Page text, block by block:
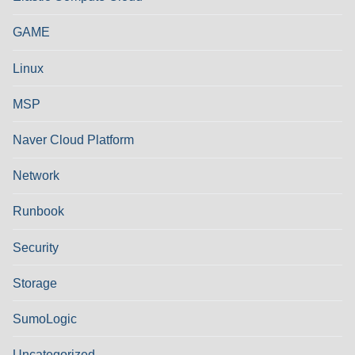
GAME
Linux
MSP
Naver Cloud Platform
Network
Runbook
Security
Storage
SumoLogic